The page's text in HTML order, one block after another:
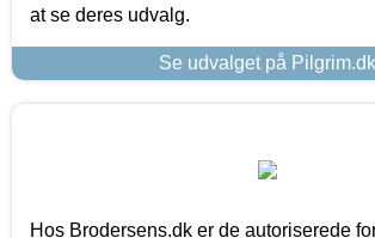
at se deres udvalg.
Se udvalget på Pilgrim.dk
Hos Brodersens.dk er de autoriserede